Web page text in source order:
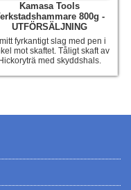
Kamasa Tools
800g -
UTFÖRSÄLJNING
fyrkantigt slag med pen i
mot skaftet. Tåligt skaft av
Hickoryträ med skyddshals.